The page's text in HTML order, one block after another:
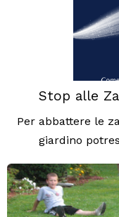
Stop alle
Per abbattere le
giardino